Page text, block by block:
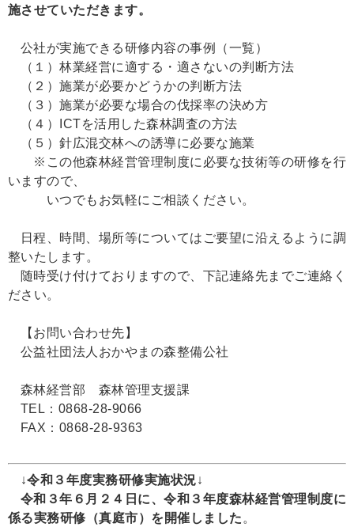
施させていただきます。
公社が実施できる研修内容の事例（一覧）
（１）林業経営に適する・適さないの判断方法
（２）施業が必要かどうかの判断方法
（３）施業が必要な場合の伐採率の決め方
（４）ICTを活用した森林調査の方法
（５）針広混交林への誘導に必要な施業
※この他森林経営管理制度に必要な技術等の研修を行
いますので、
いつでもお気軽にご相談ください。
日程、時間、場所等についてはご要望に沿えるように調
整いたします。
随時受け付けておりますので、下記連絡先までご連絡く
ださい。
【お問い合わせ先】
公益社団法人おかやまの森整備公社
森林経営部 森林管理支援課
TEL：0868-28-9066
FAX：0868-28-9363
↓令和３年度実務研修実施状況↓
令和３年６月２４日に、令和３年度森林経営管理制度に
係る実務研修（真庭市）を開催しました 。